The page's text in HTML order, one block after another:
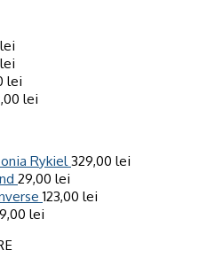
lei
lei
lei
lei
Rykiel 329,00 lei
29,00 lei
123,00 lei
lei